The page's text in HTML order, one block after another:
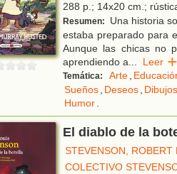
288 p.; 14x20 cm.;
Resumen:
Una historia
estaba preparado para
Aunque las chicas no
aprendiendo a... Leer
Temática: Arte,
Sueños, Deseos, Dibujos
Humor.
El diablo de la
STEVENSON, ROBERT
COLECTIVO